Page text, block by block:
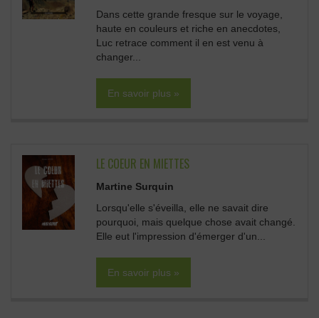
Dans cette grande fresque sur le voyage,
haute en couleurs et riche en anecdotes,
Luc retrace comment il en est venu à
changer...
En savoir plus »
LE COEUR EN MIETTES
Martine Surquin
Lorsqu'elle s'éveilla, elle ne savait dire
pourquoi, mais quelque chose avait changé.
Elle eut l'impression d'émerger d'un...
En savoir plus »